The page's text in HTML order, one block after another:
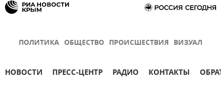
ПОЛИТИКА ОБЩЕСТВО ПРОИСШЕСТВИЯ ВИЗУАЛ
НОВОСТИ ПРЕСС-ЦЕНТР РАДИО КОНТАКТЫ